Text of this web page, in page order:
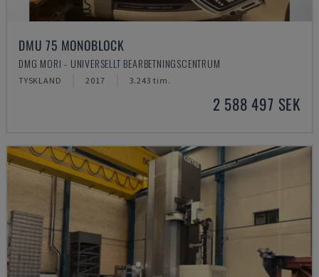
DMU 75 MONOBLOCK
DMG MORI - UNIVERSELLT BEARBETNINGSCENTRUM
TYSKLAND 2017 3.243 tim.
2 588 497 SEK